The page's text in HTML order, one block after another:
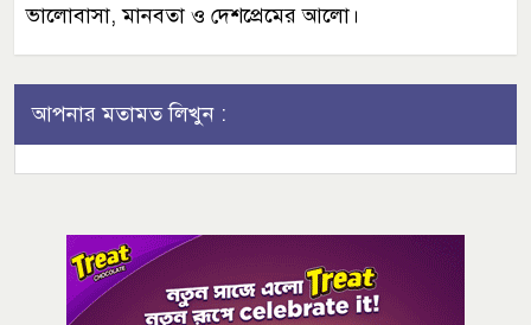
ভালোবাসা, মানবতা ও দেশপ্রেমের আলো।
আপনার মতামত লিখুন :